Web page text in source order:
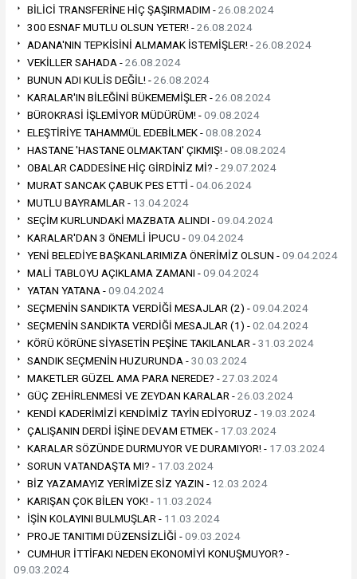
BİLİCİ TRANSFERİNE HİÇ ŞAŞIRMADIM -26.08.2024
300 ESNAF MUTLU OLSUN YETER! -26.08.2024
ADANA'NIN TEPKİSİNİ ALMAMAK İSTEMİŞLER! -26.08.2024
VEKİLLER SAHADA -26.08.2024
BUNUN ADI KULİS DEĞİL! -26.08.2024
KARALAR'IN BİLEĞİNİ BÜKEMEMİŞLER -26.08.2024
BÜROKRASİ İŞLEMİYOR MÜDÜRÜM! -09.08.2024
ELEŞTİRİYE TAHAMMÜL EDEBİLMEK -08.08.2024
HASTANE 'HASTANE OLMAKTAN' ÇIKMIŞ! -08.08.2024
OBALAR CADDESİNE HİÇ GİRDİNİZ Mİ? -29.07.2024
MURAT SANCAK ÇABUK PES ETTİ -04.06.2024
MUTLU BAYRAMLAR - 13.04.2024
SEÇİM KURLUNDAKİ MAZBATA ALINDI -09.04.2024
KARALAR'DAN 3 ÖNEMLİ İPUCU -09.04.2024
YENİ BELEDİYE BAŞKANLARIMIZA ÖNERİMİZ OLSUN -09.04.2024
MALİ TABLOYU AÇIKLAMA ZAMANI -09.04.2024
YATAN YATANA -09.04.2024
SEÇMENİN SANDIKTA VERDİĞİ MESAJLAR (2) -09.04.2024
SEÇMENİN SANDIKTA VERDİĞİ MESAJLAR (1) -02.04.2024
KÖRÜ KÖRÜNE SİYASETİN PEŞİNE TAKILANLAR -31.03.2024
SANDIK SEÇMENİN HUZURUNDA -30.03.2024
MAKETLER GÜZEL AMA PARA NEREDE? -27.03.2024
GÜÇ ZEHİRLENMESİ VE ZEYDAN KARALAR -26.03.2024
KENDİ KADERİMİZİ KENDİMİZ TAYİN EDİYORUZ - 19.03.2024
ÇALIŞANIN DERDİ İŞİNE DEVAM ETMEK - 17.03.2024
KARALAR SÖZÜNDE DURMUYOR VE DURAMIYOR! - 17.03.2024
SORUN VATANDAŞTA MI? - 17.03.2024
BİZ YAZAMAYIZ YERİMİZE SİZ YAZIN - 12.03.2024
KARIŞAN ÇOK BİLEN YOK! - 11.03.2024
İŞİN KOLAYINI BULMUŞLAR - 11.03.2024
PROJE TANITIMI DÜZENSİZLİĞİ -09.03.2024
CUMHUR İTTİFAKI NEDEN EKONOMİYİ KONUŞMUYOR? -
09.03.2024